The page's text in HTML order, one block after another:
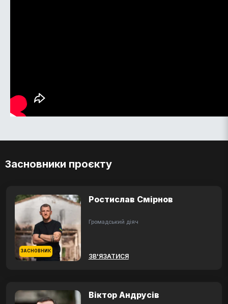
Засновники проєкту
ЗАСНОВНИК
Ростислав Смірнов
Громадський діяч
ЗВ'ЯЗАТИСЯ
Віктор Андрусів